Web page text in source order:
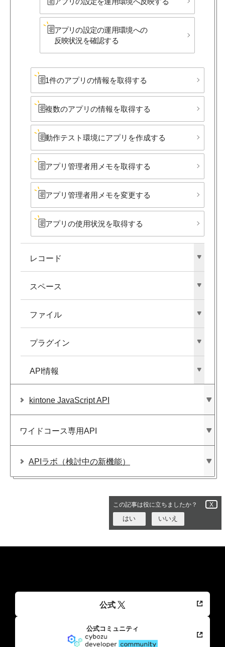
アプリの​設定の​運用環境への​
反映状況を​確認する
1件の​アプリの​情報を​取得する
複数の​アプリの​情報を​取得する
動作テスト環境に​アプリを​作成する
アプリ管理者用メモを​取得する
アプリ管理者用メモを​変更する
アプリの​使用状況を​取得する
レコード
スペース
ファイル
プラグイン
API情報
kintone JavaScript API
ワイドコース専用API
APIラボ​（検討中の​新機能）
この記事は役に立ちましたか？ X
はい いいえ
公式
公式コミュニティ